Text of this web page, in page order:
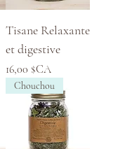
Tisane Relaxante
et digestive
Prix
16,00 $CA
Chouchou